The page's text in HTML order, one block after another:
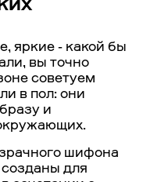
яркие - какой бы
вы точно
советуем
в пол: они
и
шифона
для